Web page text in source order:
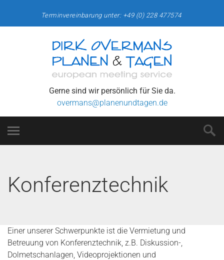
Terminvereinbarung unter: +49 (0) 228 477574
Gerne sind wir persönlich für Sie da.
overmans@planenundtagen.de
Konferenztechnik
Einer unserer Schwerpunkte ist die Vermietung und
Betreuung von Konferenztechnik, z.B. Diskussion-,
Dolmetschanlagen, Videoprojektionen und